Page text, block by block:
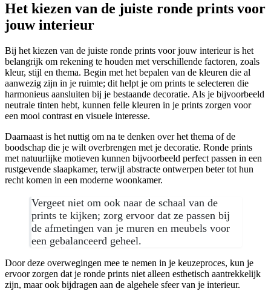
Het kiezen van de juiste ronde prints voor
jouw interieur
Bij het kiezen van de juiste ronde prints voor jouw interieur is het
belangrijk om rekening te houden met verschillende factoren, zoals
kleur, stijl en thema. Begin met het bepalen van de kleuren die al
aanwezig zijn in je ruimte; dit helpt je om prints te selecteren die
harmonieus aansluiten bij je bestaande decoratie. Als je bijvoorbeeld
neutrale tinten hebt, kunnen felle kleuren in je prints zorgen voor
een mooi contrast en visuele interesse.
Daarnaast is het nuttig om na te denken over het thema of de
boodschap die je wilt overbrengen met je decoratie. Ronde prints
met natuurlijke motieven kunnen bijvoorbeeld perfect passen in een
rustgevende slaapkamer, terwijl abstracte ontwerpen beter tot hun
recht komen in een moderne woonkamer.
Vergeet niet om ook naar de schaal van de
prints te kijken; zorg ervoor dat ze passen bij
de afmetingen van je muren en meubels voor
een gebalanceerd geheel.
Door deze overwegingen mee te nemen in je keuzeproces, kun je
ervoor zorgen dat je ronde prints niet alleen esthetisch aantrekkelijk
zijn, maar ook bijdragen aan de algehele sfeer van je interieur.